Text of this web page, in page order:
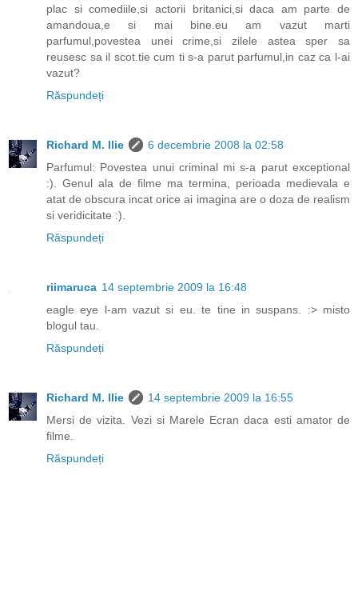
plac si comediile,si actorii britanici,si daca am parte de
amandoua,e si mai bine.eu am vazut marti
parfumul,povestea unei crime,si zilele astea sper sa
reusesc sa il scot.tie cum ti s-a parut parfumul,in caz ca l-ai
vazut?
Răspundeți
Richard M. Ilie
6 decembrie 2008 la 02:58
Parfumul: Povestea unui criminal mi s-a parut exceptional
:). Genul ala de filme ma termina, perioada medievala e
atat de obscura incat orice ai imagina are o doza de realism
si veridicitate :).
Răspundeți
riimaruca 14 septembrie 2009 la 16:48
eagle eye l-am vazut si eu. te tine in suspans. :> misto
blogul tau.
Răspundeți
Richard M. Ilie
14 septembrie 2009 la 16:55
Mersi de vizita. Vezi si Marele Ecran daca esti amator de
filme.
Răspundeți